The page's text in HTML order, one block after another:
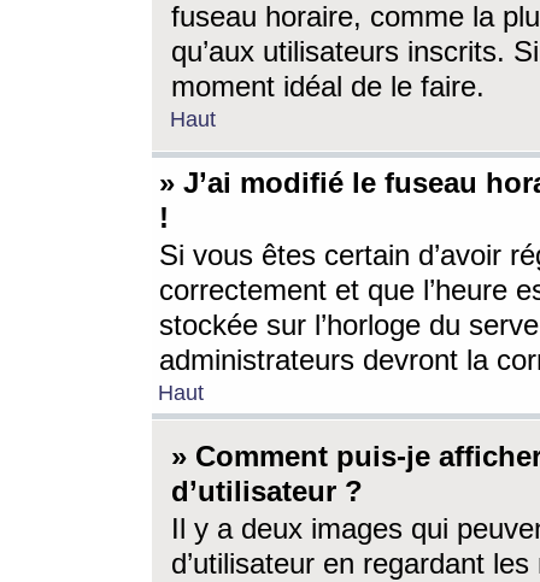
fuseau horaire, comme la
qu’aux utilisateurs inscrits.
moment idéal de le faire.
Haut
» J’ai modifié le fuseau
!
Si vous êtes certain d’avoir
correctement et que l’heure
stockée sur l’horloge du
administrateurs devront la
Haut
» Comment puis-je
d’utilisateur ?
Il y a deux images qui
d’utilisateur en regardant